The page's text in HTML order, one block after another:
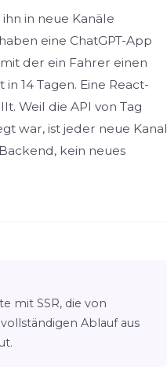
in neue Kanäle
eine ChatGPT-App
der ein Fahrer einen
14 Tagen. Eine React-
Weil die API von Tag
war, ist jeder neue Kanal
kein neues
mit SSR, die von
Ablauf aus